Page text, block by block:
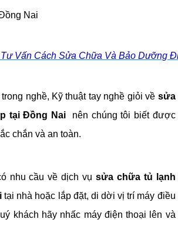
Nai
Vấn Cách Sửa Chữa Và Bảo Dưỡng
nghề, Kỹ thuật tay nghề giỏi về sửa
tại Đồng Nai
nên chúng tôi biết được
chắn và an toàn.
nhu cầu về dịch vụ sửa chữa tủ lạnh
tại nhà hoặc lắp đặt, di dời vị trí máy điều
khách hãy nhấc máy điện thoại lên và